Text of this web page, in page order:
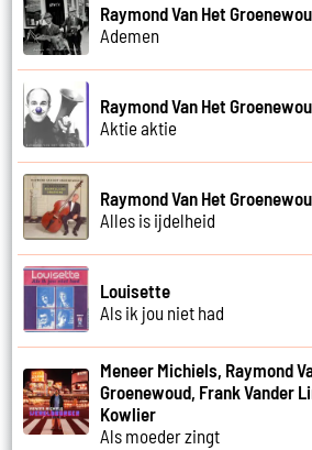
Raymond Van Het
Ademen
Raymond Van Het
Aktie aktie
Raymond Van Het
Alles is ijdelheid
Louisette
Als ik jou niet had
Meneer Michiels, Raymond
Groenewoud, Frank Vander
Kowlier
Als moeder zingt